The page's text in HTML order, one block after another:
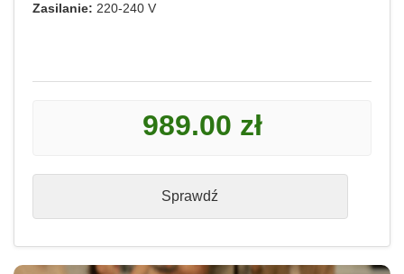
Zasilanie: 220-240 V
989.00 zł
Sprawdź